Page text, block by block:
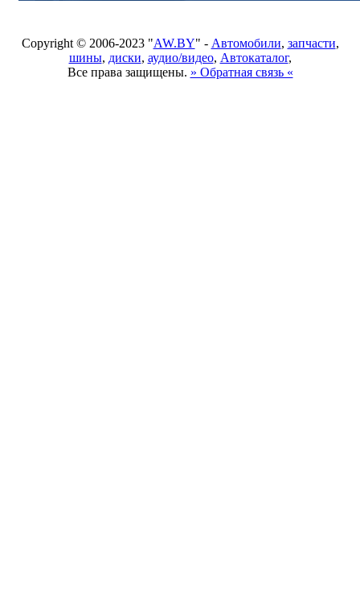
Copyright © 2006-2023 "AW.BY" - Автомобили, запчасти,
шины, диски, аудио/видео, Автокаталог,
Все права защищены. » Обратная связь «